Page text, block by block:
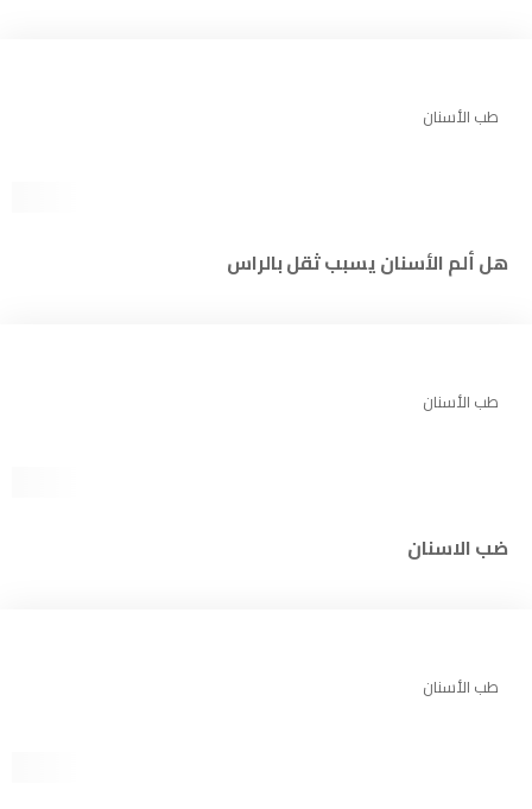
طب الأسنان
هل ألم الأسنان يسبب ثقل بالراس
طب الأسنان
ضب الاسنان
طب الأسنان